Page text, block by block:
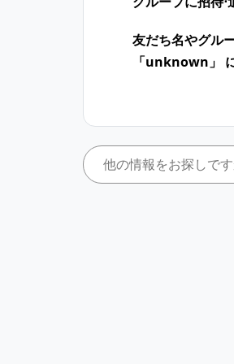
友だち名やグル
「unknown」